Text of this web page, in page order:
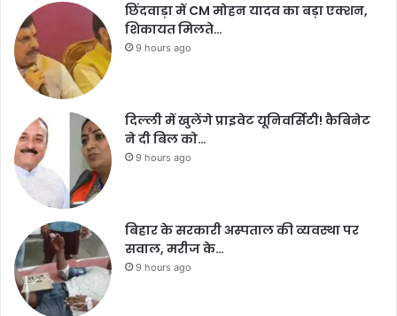
छिंदवाड़ा में CM मोहन यादव का बड़ा एक्शन,
शिकायत मिलते…
9 hours ago
दिल्ली में खुलेंगे प्राइवेट यूनिवर्सिटी! कैबिनेट
ने दी बिल को…
9 hours ago
बिहार के सरकारी अस्पताल की व्यवस्था पर
सवाल, मरीज के…
9 hours ago